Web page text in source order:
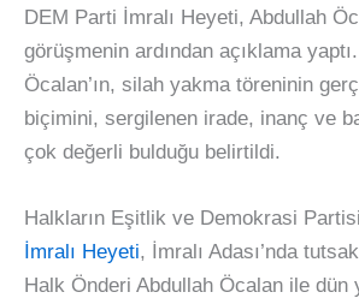
DEM Parti İmralı Heyeti, Abdullah
görüşmenin ardından açıklama
Öcalan’ın, silah yakma töreninin
biçimini, sergilenen irade, inanç ve
çok değerli bulduğu belirtildi.
Halkların Eşitlik ve Demokrasi
İmralı Heyeti, İmralı Adası’nda
Halk Önderi Abdullah Öcalan ile dün